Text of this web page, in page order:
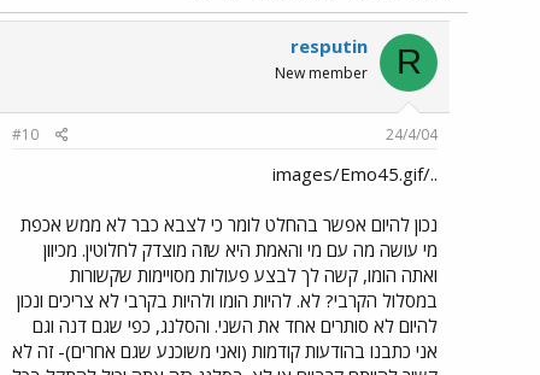
R
resputin
New member
24/4/04
#10
../images/Emo45.gif
נכון להיום אפשר בהחלט לומר כי לצבא כבר לא ממש אכפת
מי עושה מה עם מי והאמת היא שזה מוצדק לחלוטין. מכיוון
ואתה הומו, קשה לך לבצע פעולות מסויימות שקשורות
במסלול הקרבי? לא. להיות הומו ולהיות בקרבי לא צריכים ונכון
להיום לא סותרים אחד את השני. והסלנג, כפי שגם דנה וגם
אני כתבנו בהודעות קודמות (ואני משוכנע שגם אחרים)- זה לא